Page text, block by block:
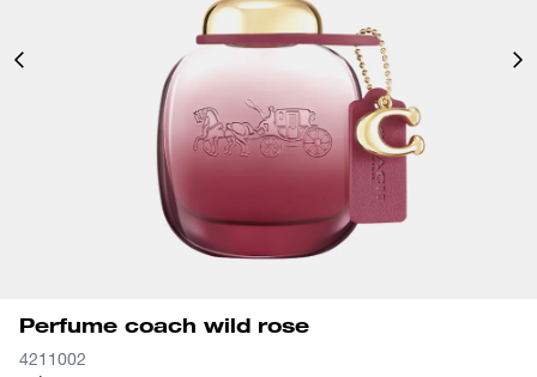
Perfume coach wild rose
4211002